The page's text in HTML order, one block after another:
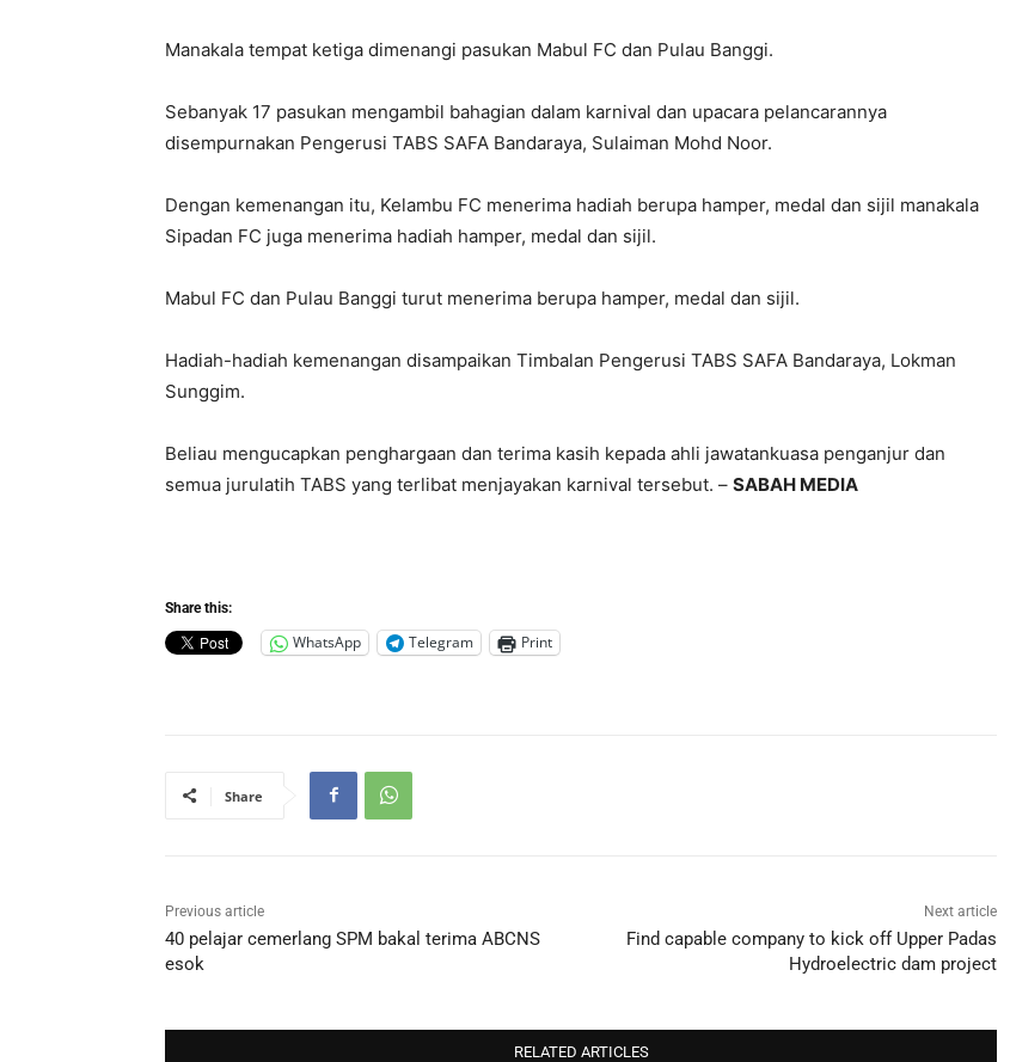
Manakala tempat ketiga dimenangi pasukan Mabul FC dan Pulau Banggi.
Sebanyak 17 pasukan mengambil bahagian dalam karnival dan upacara pelancarannya
disempurnakan Pengerusi TABS SAFA Bandaraya, Sulaiman Mohd Noor.
Dengan kemenangan itu, Kelambu FC menerima hadiah berupa hamper, medal dan sijil manakala
Sipadan FC juga menerima hadiah hamper, medal dan sijil.
Mabul FC dan Pulau Banggi turut menerima berupa hamper, medal dan sijil.
Hadiah-hadiah kemenangan disampaikan Timbalan Pengerusi TABS SAFA Bandaraya, Lokman
Sunggim.
Beliau mengucapkan penghargaan dan terima kasih kepada ahli jawatankuasa penganjur dan
semua jurulatih TABS yang terlibat menjayakan karnival tersebut. – SABAH MEDIA
Share this:
WhatsApp Telegram Print
Share
Previous article
40 pelajar cemerlang SPM bakal terima ABCNS
esok
Next article
Find capable company to kick off Upper Padas
Hydroelectric dam project
RELATED ARTICLES